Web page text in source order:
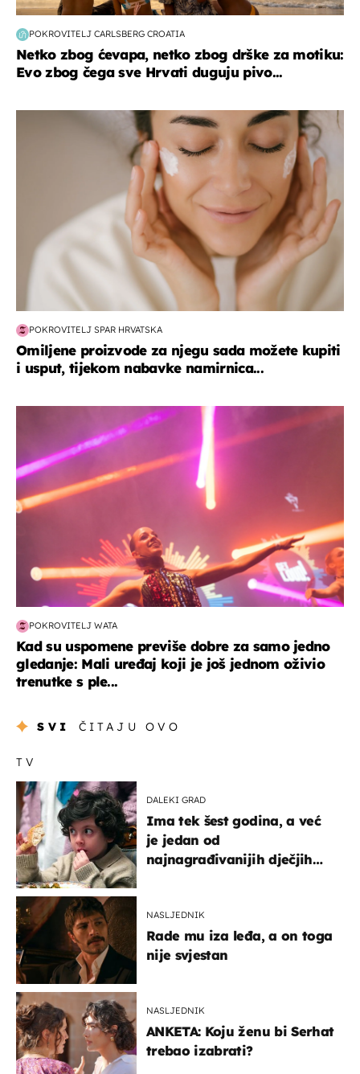
POKROVITELJ CARLSBERG CROATIA
Netko zbog ćevapa, netko zbog drške za motiku:
Evo zbog čega sve Hrvati duguju pivo...
moda & ljepota
POKROVITELJ SPAR HRVATSKA
Omiljene proizvode za njegu sada možete kupiti
i usput, tijekom nabavke namirnica...
POKROVITELJ WATA
Kad su uspomene previše dobre za samo jedno
gledanje: Mali uređaj koji je još jednom oživio
trenutke s ple...
SVI ČITAJU OVO
TV
DALEKI GRAD
Ima tek šest godina, a već
je jedan od
najnagrađivanijih dječjih
NASLJEDNIK
Rade mu iza leđa, a on toga
nije svjestan
NASLJEDNIK
ANKETA: Koju ženu bi Serhat
trebao izabrati?